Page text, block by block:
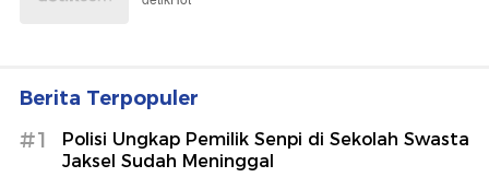
Berita Terpopuler
#1
Polisi Ungkap Pemilik Senpi di Sekolah Swasta
Jaksel Sudah Meninggal